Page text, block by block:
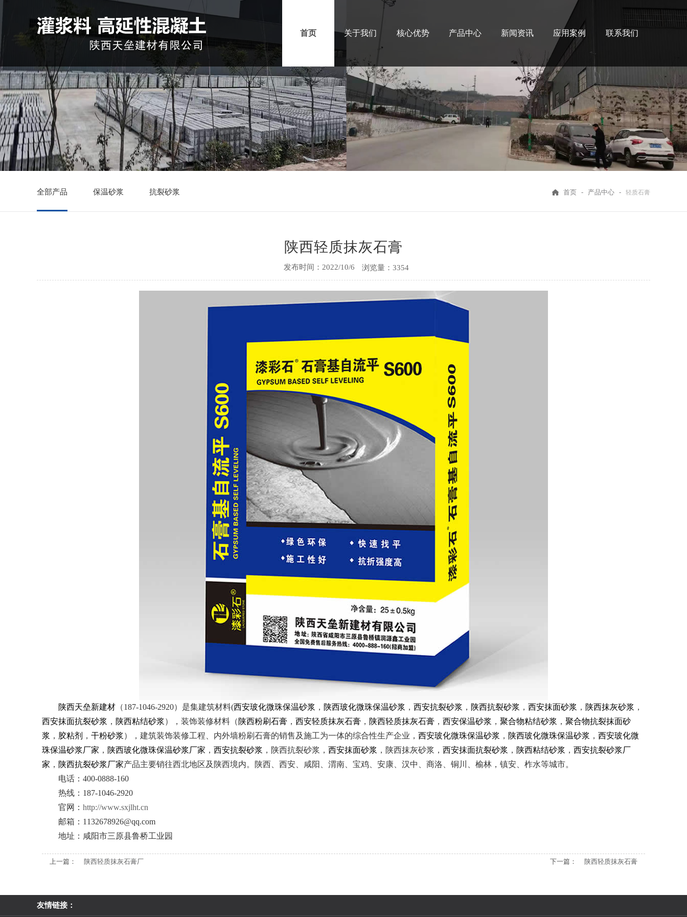
首页 关于我们 核心优势 产品中心 新闻资讯 应用案例 联系我们
全部产品 保温砂浆 抗裂砂浆 首页 - 产品中心 - 轻质石膏
陕西轻质抹灰石膏
发布时间：2022/10/6 浏览量：3354
陕西天垒新建材 （187-1046-2920）是集建筑材料(西安玻化微珠保温砂浆 ， 陕西玻化微珠保温砂浆 ， 西安抗裂砂浆 ， 陕西抗裂砂浆 ， 西安抹面砂浆 ， 陕西抹灰砂浆 ，
西安抹面抗裂砂浆 ， 陕西粘结砂浆 ），装饰装修材料（ 陕西粉刷石膏 ， 西安轻质抹灰石膏 ， 陕西轻质抹灰石膏 ， 西安保温砂浆 ， 聚合物粘结砂浆 ， 聚合物抗裂抹面砂
浆 ， 胶粘剂 ， 干粉砂浆 ），建筑装饰装修工程、内外墙粉刷石膏的销售及施工为一体的综合性生产企业， 西安玻化微珠保温砂浆 ， 陕西玻化微珠保温砂浆 ， 西安玻化微
珠保温砂浆厂家 ， 陕西玻化微珠保温砂浆厂家 ， 西安抗裂砂浆 ，陕西抗裂砂浆， 西安抹面砂浆 ，陕西抹灰砂浆， 西安抹面抗裂砂浆 ， 陕西粘结砂浆 ， 西安抗裂砂浆厂
家 ， 陕西抗裂砂浆厂家产品主要销往西北地区及陕西境内。陕西、西安、咸阳、渭南、宝鸡、安康、汉中、商洛、铜川、榆林，镇安、柞水等城市。
电话：400-0888-160
热线：187-1046-2920
官网： http://www.sxjlht.cn
邮箱：1132678926@qq.com
地址：咸阳市三原县鲁桥工业园
上一篇： 陕西轻质抹灰石膏厂 下一篇： 陕西轻质抹灰石膏
友情链接：